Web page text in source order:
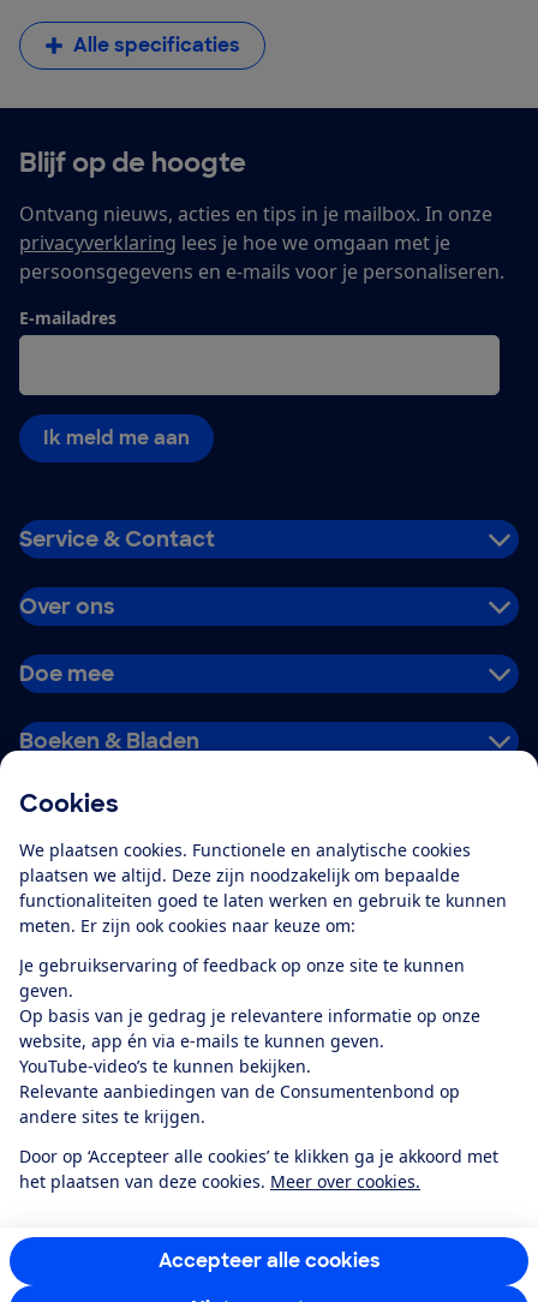
Cookies
We plaatsen cookies. Functionele en analytische cookies
plaatsen we altijd. Deze zijn noodzakelijk om bepaalde
functionaliteiten goed te laten werken en gebruik te kunnen
meten. Er zijn ook cookies naar keuze om:
Je gebruikservaring of feedback op onze site te kunnen
geven.
Op basis van je gedrag je relevantere informatie op onze
website, app én via e-mails te kunnen geven.
YouTube-video’s te kunnen bekijken.
Relevante aanbiedingen van de Consumentenbond op
andere sites te krijgen.
Door op ‘Accepteer alle cookies’ te klikken ga je akkoord met
het plaatsen van deze cookies. Meer over cookies.
Accepteer alle cookies
Alle specificaties
Blijf op de hoogte
Ontvang nieuws, acties en tips in je mailbox. In onze
privacyverklaring lees je hoe we omgaan met je
persoonsgegevens en e-mails voor je personaliseren.
E-mailadres
Ik meld me aan
Service & Contact
Over ons
Doe mee
Boeken & Bladen
Alles over de
app
Algemene Voorwaarden
Privacyverklaring
Cookiebeleid
Privacyvoorkeuren
Toegankelijkheid
RSS-feed nieuws
Facebook
TwitterInstagram
YoutubeLinkedIn
12.901consumentenbeoordelen de Consumentenbondmet gemiddeld